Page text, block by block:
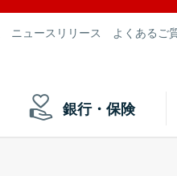
ニュースリリース よくあるご
銀行・保険